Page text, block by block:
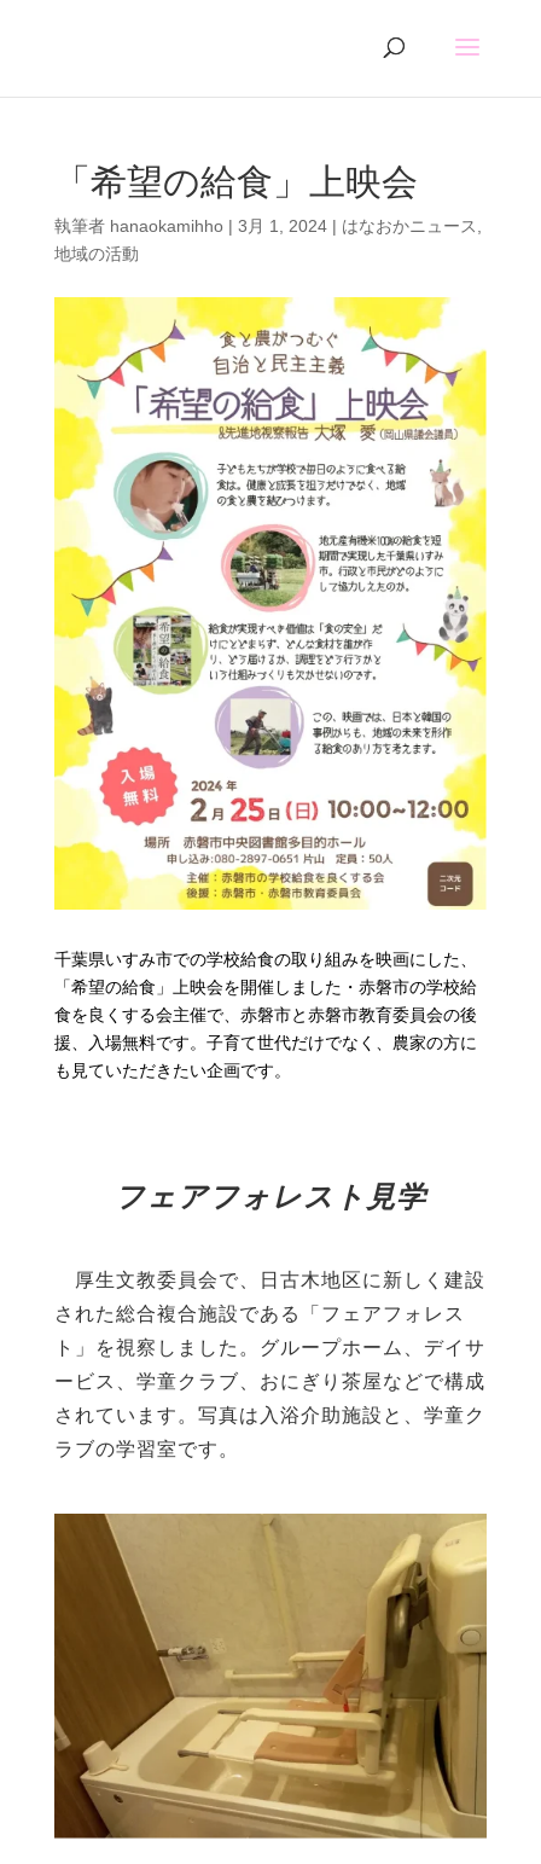
「希望の給食」上映会
執筆者 hanaokamihho| 3月 1, 2024| はなおかニュース
地域の活動
千葉県いすみ市での学校給食の取り組みを映画にした、
「希望の給食」上映会を開催しました・赤磐市の学校給
食を良くする会主催で、赤磐市と赤磐市教育委員会の後
援、入場無料です。子育て世代だけでなく、農家の方に
も見ていただきたい企画です。
フェアフォレスト見学
厚生文教委員会で、日古木地区に新しく建設
された総合複合施設である「フェアフォレス
ト」を視察しました。グループホーム、デイサ
ービス、学童クラブ、おにぎり茶屋などで構成
されています。写真は入浴介助施設と、学童ク
ラブの学習室です。